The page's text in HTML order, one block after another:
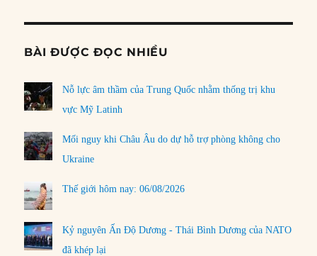
BÀI ĐƯỢC ĐỌC NHIỀU
Nỗ lực âm thầm của Trung Quốc nhằm thống trị khu
vực Mỹ Latinh
Mối nguy khi Châu Âu do dự hỗ trợ phòng không cho
Ukraine
Thế giới hôm nay: 06/08/2026
Kỷ nguyên Ấn Độ Dương - Thái Bình Dương của NATO
đã khép lại